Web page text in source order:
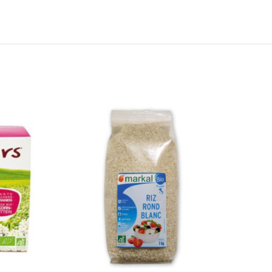
au panier
view
Add to wishlist
Ajouter au panier
Quick view